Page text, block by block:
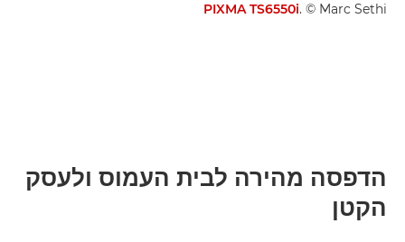
PIXMA TS6550i. ‎© Marc Sethi
הדפסה מהירה לבית העמוס ולעסק
הקטן